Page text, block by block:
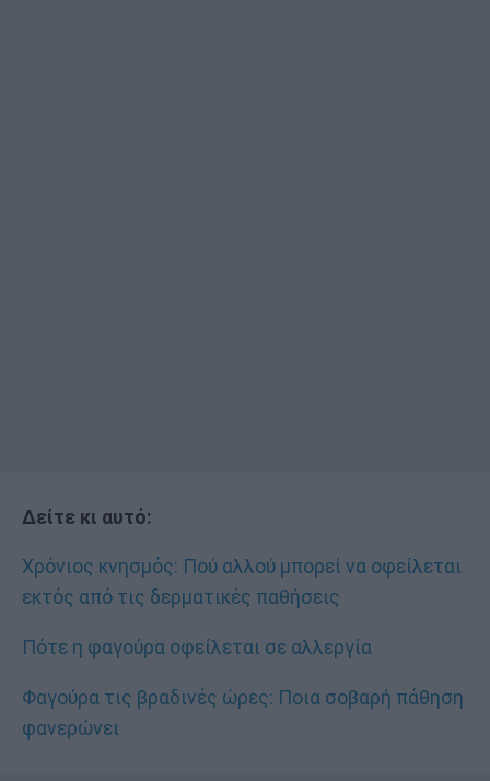
Δείτε κι αυτό:
Χρόνιος κνησμός: Πού αλλού μπορεί να οφείλεται
εκτός από τις δερματικές παθήσεις
Πότε η φαγούρα οφείλεται σε αλλεργία
Φαγούρα τις βραδινές ώρες: Ποια σοβαρή πάθηση
φανερώνει